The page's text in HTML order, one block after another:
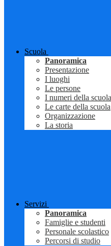
Scuola
Panoramica
Presentazione
I luoghi
Le persone
I numeri della scuola
Le carte della scuola
Organizzazione
La storia
Servizi
Panoramica
Famiglie e studenti
Personale scolastico
Percorsi di studio